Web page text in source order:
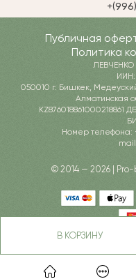
В КОРЗИНУ
Публичная
Политика
ИИН:
050010 г. Бишкек,
Алматинская
Номер телефона:
© 2014 — 2026 |